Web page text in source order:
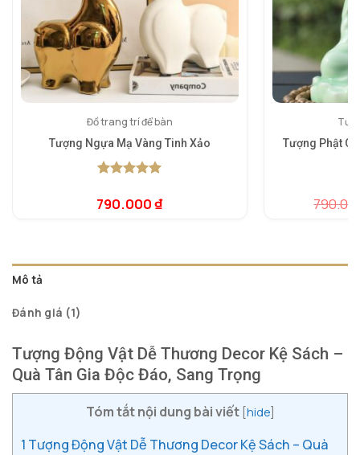
Đồ trang trí để bàn
Tượng Ngựa Mạ Vàng Tinh Xảo
dựa trên
đánh giá
790.000₫
Tượng Phật
Mô tả
Đánh giá (1)
Tượng Động Vật Dễ Thương Decor Kệ Sách –
Quà Tân Gia Độc Đáo, Sang Trọng
Tóm tắt nội dung bài viết hide]
1 Tượng Động Vật Dễ Thương Decor Kệ Sách – Quà